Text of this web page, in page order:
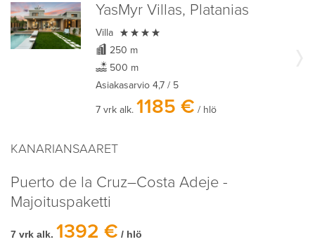
YasMyr Villas, Platanias
Villa 
250 m
500 m
Asiakasarvio 4,7 / 5
7 vrk alk. 1185 € / hlö
KANARIANSAARET
Puerto de la Cruz–Costa Adeje -
Majoituspaketti
7 vrk alk. 1392 € / hlö